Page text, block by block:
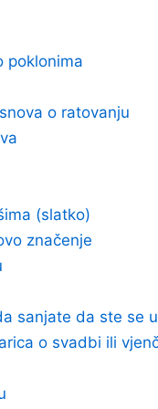
poklonima
o ratovanju
(slatko)
značenje
sanjate da ste se
o svadbi ili